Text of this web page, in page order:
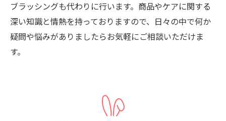
ブラッシングも代わりに行います。商品やケアに関する
深い知識と情熱を持っておりますので、日々の中で何か
疑問や悩みがありましたらお気軽にご相談いただけま
す。